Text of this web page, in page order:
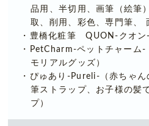
品用、半切用、画筆（絵筆
取、削用、彩色、専門筆、
・豊橋化粧筆 QUON-クオン-
・PetCharm-ペットチャーム-
モリアルグッズ）
・ぴゅあり-Pureli-（赤ちゃ
筆ストラップ、お子様の髪
プ）